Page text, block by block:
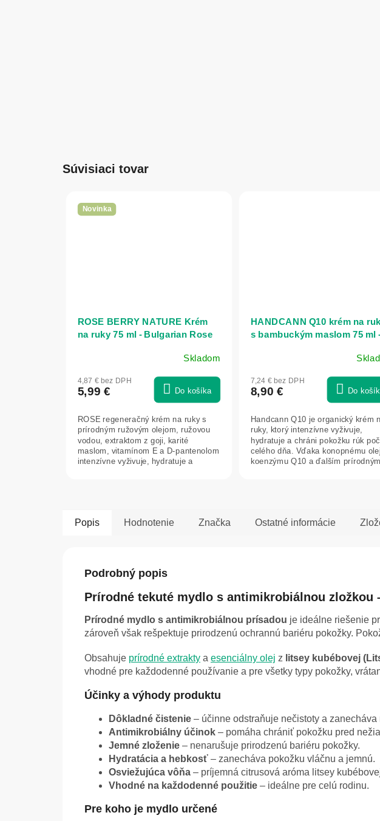
Súvisiaci tovar
Novinka
ROSE BERRY NATURE Krém
na ruky 75 ml - Bulgarian Rose
Skladom
4,87 € bez DPH
5,99 € Do košíka
ROSE regeneračný krém na ruky s
prírodným ružovým olejom, ružovou
vodou, extraktom z goji, karité
maslom, vitamínom E a D-pantenolom
intenzívne vyživuje, hydratuje a
HANDCANN Q10 krém na
s bambuckým maslom 75 ml
7,24 € bez DPH
8,90 € Do
Handcann Q10 je organický krém
ruky, ktorý intenzívne vyživuje,
hydratuje a chráni pokožku rúk
celého dňa. Vďaka konopnému
koenzýmu Q10 a ďalším
Popis Hodnotenie Značka Ostatné informácie
Podrobný popis
Prírodné tekuté mydlo s antimikrobiálnou zložkou
Prírodné mydlo s antimikrobiálnou prísadou je ideálne riešenie
zároveň však rešpektuje prirodzenú ochrannú bariéru pokožky.
Obsahuje prírodné extrakty a esenciálny olej z litsey kubébovej
vhodné pre každodenné používanie a pre všetky typy pokožky,
Účinky a výhody produktu
Dôkladné čistenie – účinne odstraňuje nečistoty a zanecháva
Antimikrobiálny účinok – pomáha chrániť pokožku pred
Jemné zloženie – nenarušuje prirodzenú bariéru pokožky.
Hydratácia a hebkosť – zanecháva pokožku vláčnu a jemnú.
Osviežujúca vôňa – príjemná citrusová aróma litsey
Vhodné na každodenné použitie – ideálne pre celú rodinu.
Pre koho je mydlo určené